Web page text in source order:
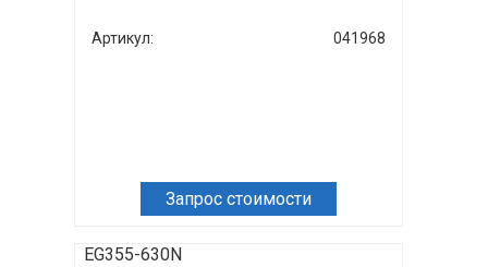
Артикул: 041968
Запрос стоимости
EG355-630N